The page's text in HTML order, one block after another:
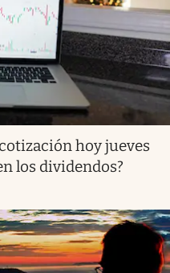
hoy jueves
los dividendos?